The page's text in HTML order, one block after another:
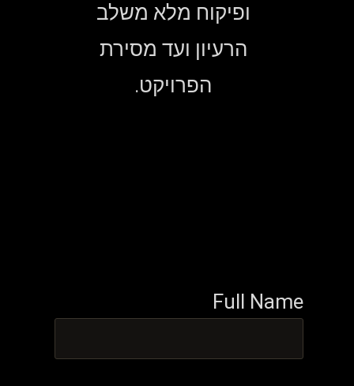
ופיקוח מלא משלב
הרעיון ועד מסירת
הפרויקט.
Full Name